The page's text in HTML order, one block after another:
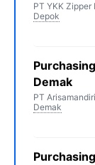
PT YKK Zipper
Depok
Demak
PT
Demak